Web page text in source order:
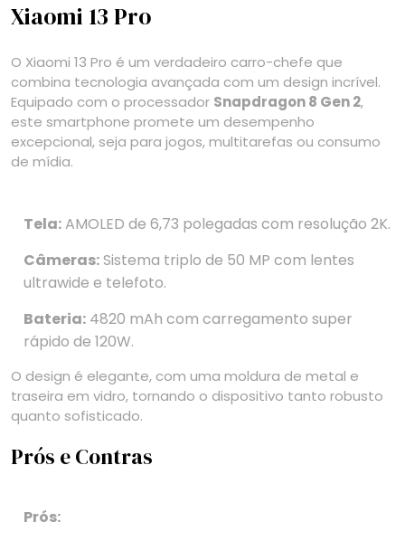
Xiaomi 13 Pro
O Xiaomi 13 Pro é um verdadeiro carro-chefe que
combina tecnologia avançada com um design incrível.
Equipado com o processador Snapdragon 8 Gen 2,
este smartphone promete um desempenho
excepcional, seja para jogos, multitarefas ou consumo
de mídia.
Tela:AMOLED de 6,73 polegadas com resolução 2K.
Câmeras:Sistema triplo de 50 MP com lentes
ultrawide e telefoto.
Bateria: 4820 mAh com carregamento super
rápido de 120W.
O design é elegante, com uma moldura de metal e
traseira em vidro, tornando o dispositivo tanto robusto
quanto sofisticado.
Prós e Contras
Prós: